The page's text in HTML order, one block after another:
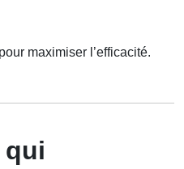
maximiser l’efficacité.
qui